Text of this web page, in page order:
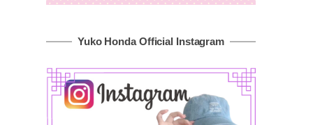
Yuko Honda Official Instagram